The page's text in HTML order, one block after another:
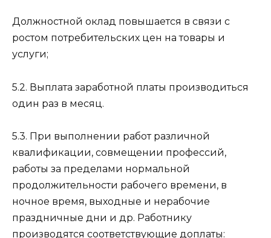
Должностной оклад повышается в связи с
ростом потребительских цен на товары и
услуги;
5.2. Выплата заработной платы производиться
один раз в месяц.
5.3. При выполнении работ различной
квалификации, совмещении профессий,
работы за пределами нормальной
продолжительности рабочего времени, в
ночное время, выходные и нерабочие
праздничные дни и др. Работнику
производятся соответствующие доплаты: